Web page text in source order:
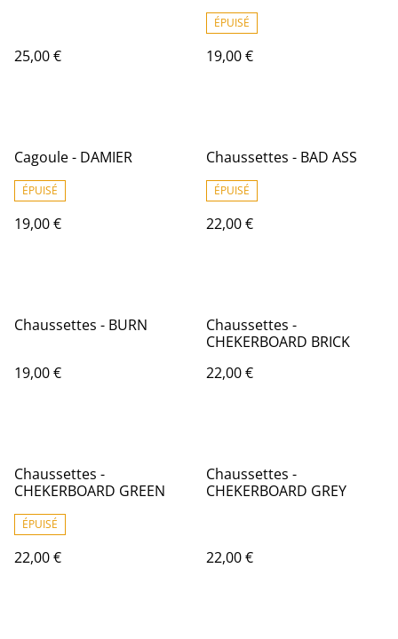
25,00 €
ÉPUISÉ
19,00 €
Cagoule - DAMIER
ÉPUISÉ
19,00 €
Chaussettes - BAD ASS
ÉPUISÉ
22,00 €
Chaussettes - BURN
19,00 €
Chaussettes -
CHEKERBOARD BRICK
22,00 €
Chaussettes -
CHEKERBOARD GREEN
ÉPUISÉ
22,00 €
Chaussettes -
CHEKERBOARD GREY
22,00 €